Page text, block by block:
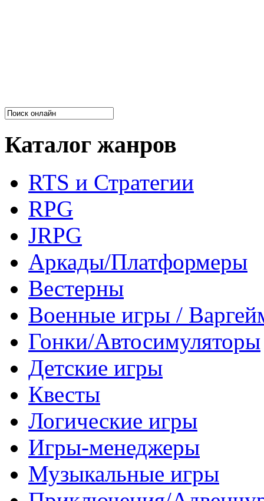
Каталог жанров
RTS и Стратегии
RPG
JRPG
Аркады/Платформеры
Вестерны
Военные игры /
Гонки/Автосимуляторы
Детские игры
Квесты
Логические игры
Игры-менеджеры
Музыкальные игры